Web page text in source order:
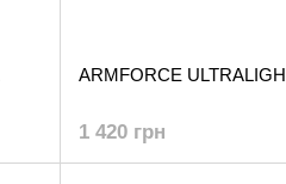
ARMFORCE
1 420 грн